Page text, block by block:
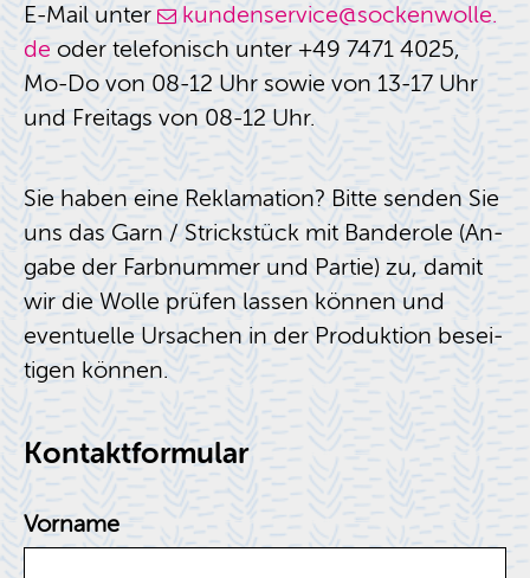
E-Mail unter
kun­den­ser­vice@​sockenwolle.​
deoder te­le­fo­nisch unter +49 7471 4025,
Mo-Do von 08-12 Uhr sowie von 13-17 Uhr
und Frei­tags von 08-12 Uhr.
Sie haben eine Re­kla­ma­ti­on? Bitte sen­den Sie
uns das Garn / Strick­stück mit Ban­de­ro­le (An­
ga­be der Farb­num­mer und Par­tie) zu, damit
wir die Wolle prü­fen las­sen kön­nen und
even­tu­el­le Ur­sa­chen in der Pro­duk­ti­on be­sei­
ti­gen kön­nen.
Kon­takt­for­mu­lar
Vorname